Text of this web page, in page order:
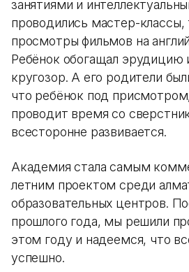
занятиями и
проводились мастер-классы,
просмотры фильмов на
Ребёнок обогащал эрудицию
кругозор. А его родители
что ребёнок под
проводит время со
всесторонне развивается.
Академия стала самым
летним проектом среди
образовательных центров.
прошлого года, мы решили
этом году и надеемся, что
успешно.